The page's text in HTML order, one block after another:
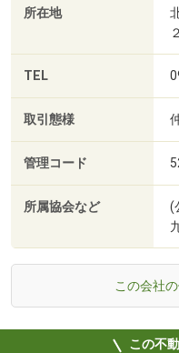
所在地
TEL
取引態様
管理コード
所属協会など
(
この会社
この不